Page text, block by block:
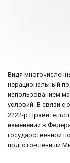
Видя
нерациональный
использованием
условий. В связи с
2222-р
изменений в
государственной
подготовленный